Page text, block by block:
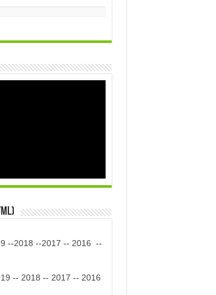
--2018 --2017 -- 2016 --
-- 2018 -- 2017 -- 2016